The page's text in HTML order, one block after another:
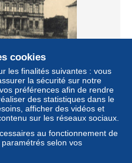
- l'hôtel de ville
$US
cookies
les finalités suivantes : vous
la sécurité sur notre
préférences afin de rendre
des statistiques dans le
afficher des vidéos et
sur les réseaux sociaux.
au fonctionnement de
selon vos